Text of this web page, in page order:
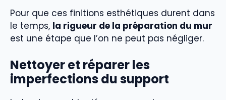
Pour que ces finitions esthétiques durent dans
le temps, la rigueur de la préparation du mur
est une étape que l’on ne peut pas négliger.
Nettoyer et réparer les
imperfections du support